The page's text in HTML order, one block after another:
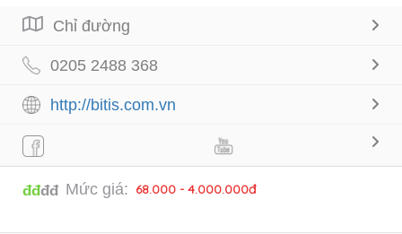
Chỉ đường
0205 2488 368
http://bitis.com.vn
đđđđ Mức giá: 68.000 - 4.000.000đ